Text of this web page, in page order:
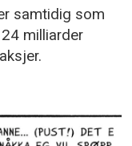
samtidig som
milliarder